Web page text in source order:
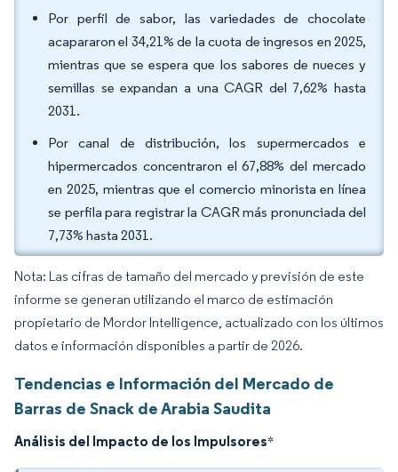
Por perfil de sabor, las variedades de chocolate
acapararon el 34,21% de la cuota de ingresos en 2025,
mientras que se espera que los sabores de nueces y
semillas se expandan a una CAGR del 7,62% hasta
2031.
Por canal de distribución, los supermercados e
hipermercados concentraron el 67,88% del mercado
en 2025, mientras que el comercio minorista en línea
se perfila para registrar la CAGR más pronunciada del
7,73% hasta 2031.
Nota: Las cifras de tamaño del mercado y previsión de este
informe se generan utilizando el marco de estimación
propietario de Mordor Intelligence, actualizado con los últimos
datos e información disponibles a partir de 2026.
Tendencias e Información del Mercado de
Barras de Snack de Arabia Saudita
Análisis del Impacto de los Impulsores*